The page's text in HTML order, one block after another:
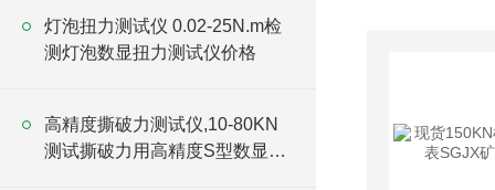
灯泡扭力测试仪 0.02-25N.m检
测灯泡数显扭力测试仪价格
高精度撕破力测试仪,10-80KN
测试撕破力用高精度S型数显外